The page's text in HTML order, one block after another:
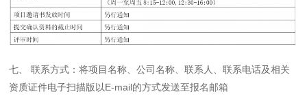
七、 联系方式：将项目名称、公司名称、联系人、联系电话及相关
资质证件电子扫描版以E-mail的方式发送至报名邮箱